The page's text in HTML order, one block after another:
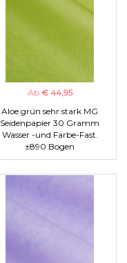
Ab € 44,95
Aloe grün sehr stark MG
Seidenpapier 30 Gramm
Wasser -und Farbe-Fast.
±890 Bogen